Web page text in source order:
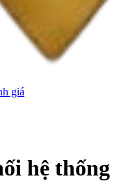
giá
hệ thống